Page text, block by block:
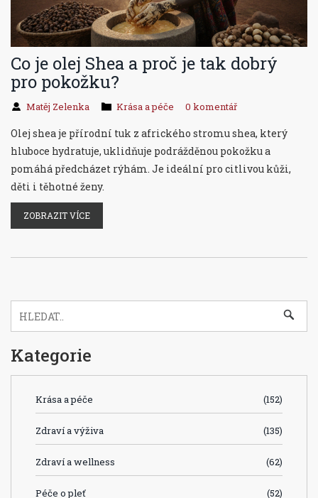
Co je olej Shea a proč je tak dobrý
pro pokožku?
Matěj Zelenka Krása a péče 0 komentář
Olej shea je přírodní tuk z afrického stromu shea, který
hluboce hydratuje, uklidňuje podrážděnou pokožku a
pomáhá předcházet rýhám. Je ideální pro citlivou kůži,
děti i těhotné ženy.
ZOBRAZIT VÍCE
Kategorie
Krása a péče (152)
Zdraví a výživa (135)
Zdraví a wellness (62)
Péče o pleť (52)